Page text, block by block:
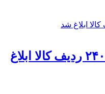
اصلاحات جدید تعرفه‌ای ۲۴۰ ردیف کالا ابلاغ